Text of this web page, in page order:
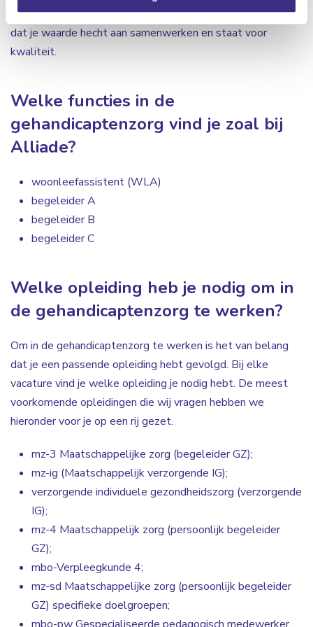
Voor alle functies in de gehandicaptenzorg is het belangrijk
dat je waarde hecht aan samenwerken en staat voor
kwaliteit.
Welke functies in de
gehandicaptenzorg vind je zoal bij
Alliade?
woonleefassistent (WLA)
begeleider A
begeleider B
begeleider C
Welke opleiding heb je nodig om in
de gehandicaptenzorg te werken?
Om in de gehandicaptenzorg te werken is het van belang
dat je een passende opleiding hebt gevolgd. Bij elke
vacature vind je welke opleiding je nodig hebt. De meest
voorkomende opleidingen die wij vragen hebben we
hieronder voor je op een rij gezet.
mz-3 Maatschappelijke zorg (begeleider GZ);
mz-ig (Maatschappelijk verzorgende IG);
verzorgende individuele gezondheidszorg (verzorgende
IG);
mz-4 Maatschappelijk zorg (persoonlijk begeleider
GZ);
mbo-Verpleegkunde 4;
mz-sd Maatschappelijke zorg (persoonlijk begeleider
GZ) specifieke doelgroepen;